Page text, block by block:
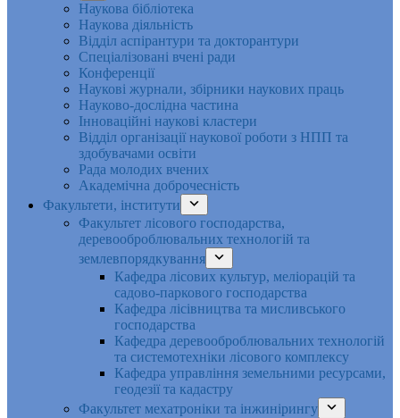
Наукова бібліотека
Наукова діяльність
Відділ аспірантури та докторантури
Спеціалізовані вчені ради
Конференції
Наукові журнали, збірники наукових праць
Науково-дослідна частина
Інноваційні наукові кластери
Відділ організації наукової роботи з НПП та
здобувачами освіти
Рада молодих вчених
Академічна доброчесність
Факультети, інститути
Факультет лісового господарства,
деревооброблювальних технологій та
землевпорядкування
Кафедра лісових культур, меліорацій та
садово-паркового господарства
Кафедра лісівництва та мисливського
господарства
Кафедра деревооброблювальних технологій
та системотехніки лісового комплексу
Кафедра управління земельними ресурсами,
геодезії та кадастру
Факультет мехатроніки та інжинірингу